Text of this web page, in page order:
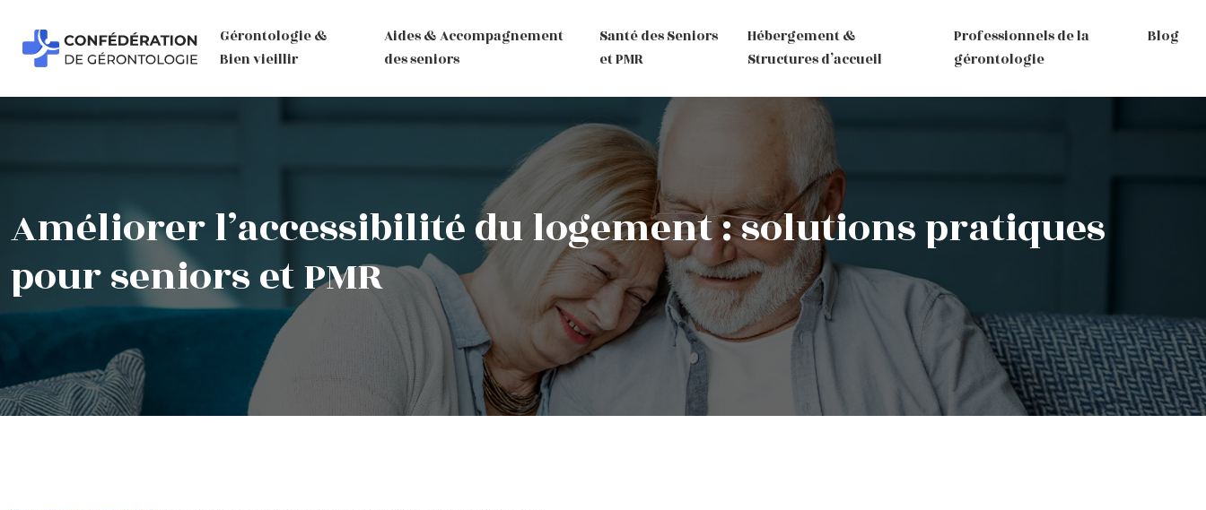
Gérontologie &
Bien vieillir
Aides & Accompagnement
des seniors
Santé des Seniors
et PMR
Hébergement &
Structures d’accueil
Professionnels de la
gérontologie
Blog
Améliorer l’accessibilité du logement : solutions pratiques
pour seniors et PMR